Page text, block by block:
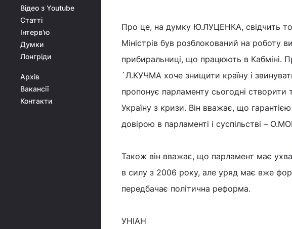
Відео з Youtube
Статті
Інтерв'ю
Думки
Лонгріди
Архів
Вакансії
Контакти
Про це, на думку Ю.ЛУЦЕНКА, свідчить
Міністрів був розблокований на роботу
прибиральниці, що працюють в Кабміні.
`Л.КУЧМА хоче знищити країну і
пропонує парламенту сьогодні
Україну з кризи. Він вважає, що
довірою в парламенті і суспільстві –
Також він вважає, що парламент має
в силу з 2006 року, але уряд має вже
передбачає політична реформа.
УНІАН